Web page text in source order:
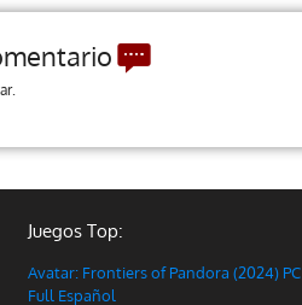
Juegos Top:
Avatar: Frontiers of Pandora (2024) PC
Full Español